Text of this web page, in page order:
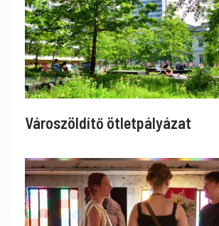
Városzöldítő ötletpályázat